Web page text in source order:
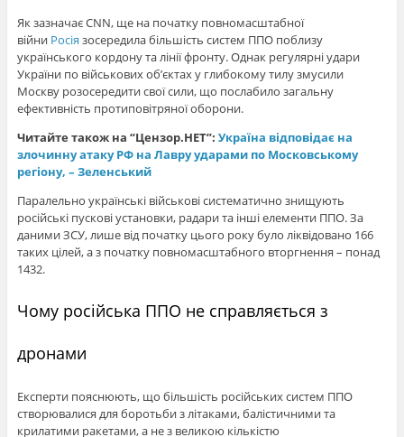
Як зазначає CNN, ще на початку повномасштабної
війни Росія зосередила більшість систем ППО поблизу
українського кордону та лінії фронту. Однак регулярні удари
України по військових об’єктах у глибокому тилу змусили
Москву розосередити свої сили, що послабило загальну
ефективність протиповітряної оборони.
Читайте також на “Цензор.НЕТ”: Україна відповідає на
злочинну атаку РФ на Лавру ударами по Московському
регіону, – Зеленський
Паралельно українські військові систематично знищують
російські пускові установки, радари та інші елементи ППО. За
даними ЗСУ, лише від початку цього року було ліквідовано 166
таких цілей, а з початку повномасштабного вторгнення – понад
1432.
Чому російська ППО не справляється з
дронами
Експерти пояснюють, що більшість російських систем ППО
створювалися для боротьби з літаками, балістичними та
крилатими ракетами, а не з великою кількістю